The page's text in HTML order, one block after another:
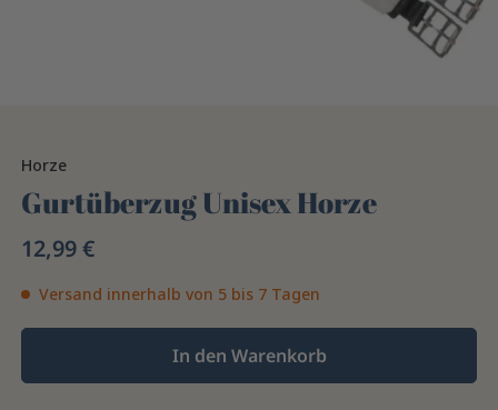
Horze
Gurtüberzug Unisex Horze
12,99 €
Versand innerhalb von 5 bis 7 Tagen
In den Warenkorb